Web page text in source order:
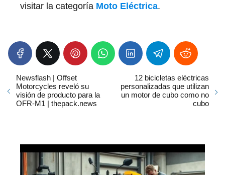
visitar la categoría Moto Eléctrica.
Newsflash | Offset
Motorcycles reveló su
visión de producto para la
OFR-M1 | thepack.news
12 bicicletas eléctricas
personalizadas que utilizan
un motor de cubo como no
cubo